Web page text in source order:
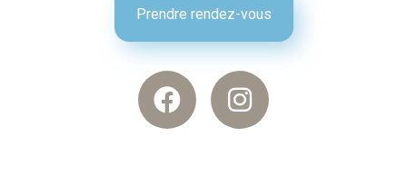
Prendre rendez-vous